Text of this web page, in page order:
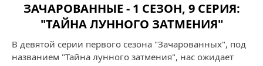
ЗАЧАРОВАННЫЕ - 1 СЕЗОН, 9 СЕРИЯ:
"ТАЙНА ЛУННОГО ЗАТМЕНИЯ"
В девятой серии первого сезона "Зачарованных", под
названием "Тайна лунного затмения", нас ожидает